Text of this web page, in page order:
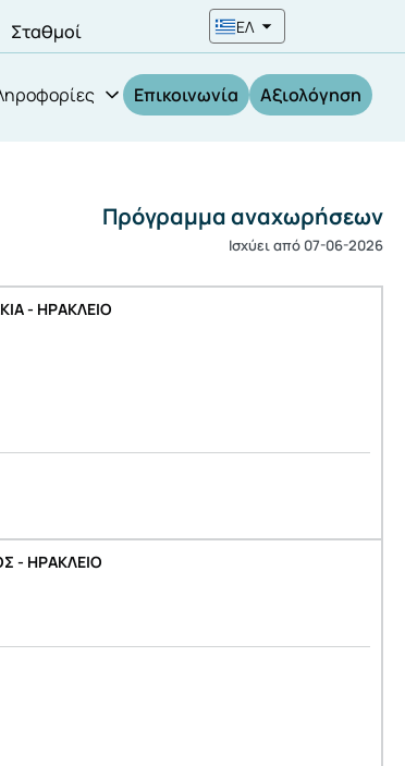
Σταθμοί ΕΛ
Επικοινωνία Αξιολόγηση
Πρόγραμμα αναχωρήσεων
Ισχύει από 07-06-2026
- ΗΡΑΚΛΕΙΟ
- ΗΡΑΚΛΕΙΟ